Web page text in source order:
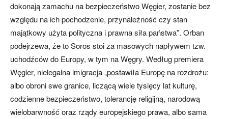
dokonają zamachu na bezpieczeństwo Węgier, zostanie bez
względu na ich pochodzenie, przynależność czy stan
majątkowy użyta polityczna i prawna siła państwa”. Orban
podejrzewa, że to Soros stoi za masowych napływem tzw.
uchodźców do Europy, w tym na Węgry. Według premiera
Węgier, nielegalna imigracja „postawiła Europę na rozdrożu:
albo obroni swe granice, liczącą wiele tysięcy lat kulturę,
codzienne bezpieczeństwo, tolerancję religijną, narodową
wielobarwność oraz rządy europejskiego prawa, albo sama